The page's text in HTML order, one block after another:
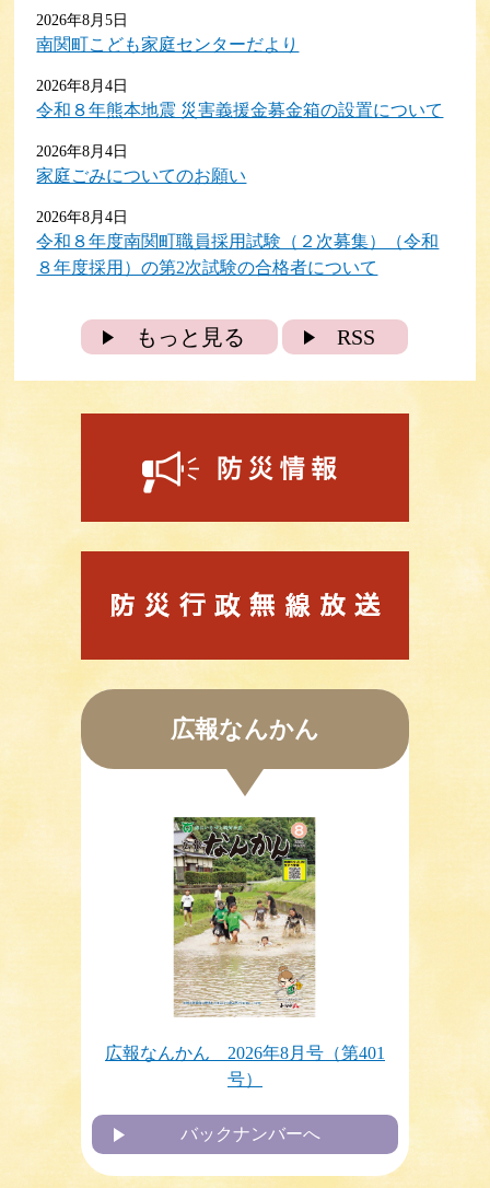
2026年8月5日
南関町こども家庭センターだより
2026年8月4日
令和８年熊本地震 災害義援金募金箱の設置について
2026年8月4日
家庭ごみについてのお願い
2026年8月4日
令和８年度南関町職員採用試験（２次募集）（令和
８年度採用）の第2次試験の合格者について
子育て支援センターメイプル
【町営住宅】入居者募集について
2026年8月1日
広報なんかん 2026年8月号（第401号）
2026年7月31日
南関御茶屋跡の臨時休館について
南関町家庭用再生可能エネルギー導入促進事業
給食センター活動報告 令和８年７月分
玉名地域広域鳥獣被害防止計画について
2026年7月30日
議会だより 山郷 第82号
もっと見る RSS
広報なんかん
広報なんかん 2026年8月号（第401
号）
バックナンバーへ